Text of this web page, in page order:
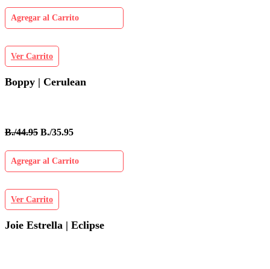
Agregar al Carrito
Ver Carrito
Boppy | Cerulean
B./44.95 B./35.95
Agregar al Carrito
Ver Carrito
Joie Estrella | Eclipse